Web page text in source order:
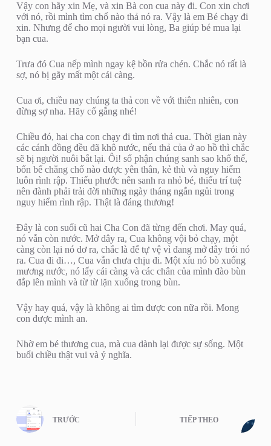
Vậy con hãy xin Mẹ, và xin Bà con cua này đi. Con xin chơi
với nó, rồi mình tìm chổ nào thả nó ra. Vậy là em Bé chạy đi
xin. Nhưng để cho mọi người vui lòng, Ba giúp bé mua lại
bạn cua.
Trưa đó Cua nếp mình ngay kệ bồn rửa chén. Chắc nó rất là
sợ, nó bị gãy mất một cái càng.
Cua ơi, chiều nay chúng ta thả con về với thiên nhiên, con
đừng sợ nha. Hãy cố gắng nhé!
Chiều đó, hai cha con chạy đi tìm nơi thả cua. Thời gian này
các cánh đồng đều đã khô nước, nếu thả của ở ao hồ thì chắc
sẽ bị người nuôi bắt lại. Ôi! số phận chúng sanh sao khổ thế,
bốn bể chẳng chổ nào được yên thân, kẻ thù và nguy hiểm
luôn rình rập. Thiếu phước nên sanh ra nhỏ bé, thiếu trí tuệ
nên đành phải trải đời những ngày tháng ngắn ngủi trong
nguy hiểm rình rập. Thật là đáng thương!
Đây là con suối cũ hai Cha Con đã từng đến chơi. May quá,
nó vẫn còn nước. Mở dây ra, Cua không vội bỏ chạy, một
càng còn lại nó dơ ra, chắc là để tự vệ vì đang mở dây trói nó
ra. Cua đi đi…, Cua vẫn chưa chịu đi. Một xíu nó bò xuống
mương nước, nó lấy cái càng và các chân của mình đào bùn
đắp lên mình và từ từ lặn xuống trong bùn.
Vậy hay quá, vậy là không ai tìm được con nữa rồi. Mong
con được mình an.
Nhờ em bé thương cua, mà cua dành lại được sự sống. Một
buổi chiều thật vui và ý nghĩa.
TRƯỚC TIẾP THEO